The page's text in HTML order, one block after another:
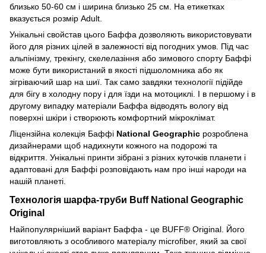
близько 50-60 см і ширина близько 25 см. На етикетках
вказується розмір Adult.
Унікальні свойстав цього Баффа дозволяють використовувати
його для різних цілей в залежності від погодних умов. Під час
альпінізму, трекінгу, скелелазіння або зимового спорту Баффі
може бути використаний в якості підшоломника або як
зігріваючий шар на шиї. Так само завдяки технології підійде
для бігу в холодну пору і для їзди на мотоциклі. І в першому і в
другому випадку матеріали Баффа відводять вологу від
поверхні шкіри і створюють комфортний мікроклімат.
Ліцензійна колекція Баффі National Geographic розроблена
дизайнерами щоб надихнути кожного на подорожі та
відкриття. Унікальні принти зібрані з різних куточків планети і
адаптовані для Баффі розповідають нам про інші народи на
нашій планеті.
Технологія шарфа-труби Buff National Geographic
Original
Найпопулярніший варіант Баффа - це BUFF® Original. Його
виготовляють з особливого матеріалу microfiber, який за свої